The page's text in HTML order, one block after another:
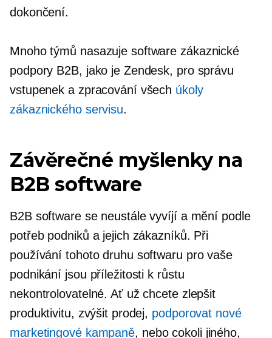
dokončení.
Mnoho týmů nasazuje software zákaznické
podpory B2B, jako je Zendesk, pro správu
vstupenek a zpracování všech úkoly
zákaznického servisu.
Závěrečné myšlenky na
B2B software
B2B software se neustále vyvíjí a mění podle
potřeb podniků a jejich zákazníků. Při
používání tohoto druhu softwaru pro vaše
podnikání jsou příležitosti k růstu
nekontrolovatelné. Ať už chcete zlepšit
produktivitu, zvýšit prodej, podporovat nové
marketingové kampaně, nebo cokoli jiného, ​​